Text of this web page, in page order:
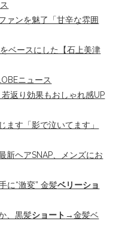
ァンを魅了「甘辛な雰囲
ベースにした【石上美津
ニュース
返り効果もおしゃれ感UP
ます「影で泣いてます」
新ヘアSNAP、メンズにお
に“激変” 金髪ベリーショ
、黒髪ショート →金髪ベ